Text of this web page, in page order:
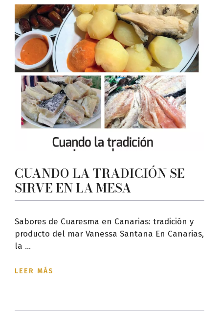
CUANDO LA TRADICIÓN SE
SIRVE EN LA MESA
Sabores de Cuaresma en Canarias: tradición y
producto del mar Vanessa Santana En Canarias,
la ...
LEER MÁS